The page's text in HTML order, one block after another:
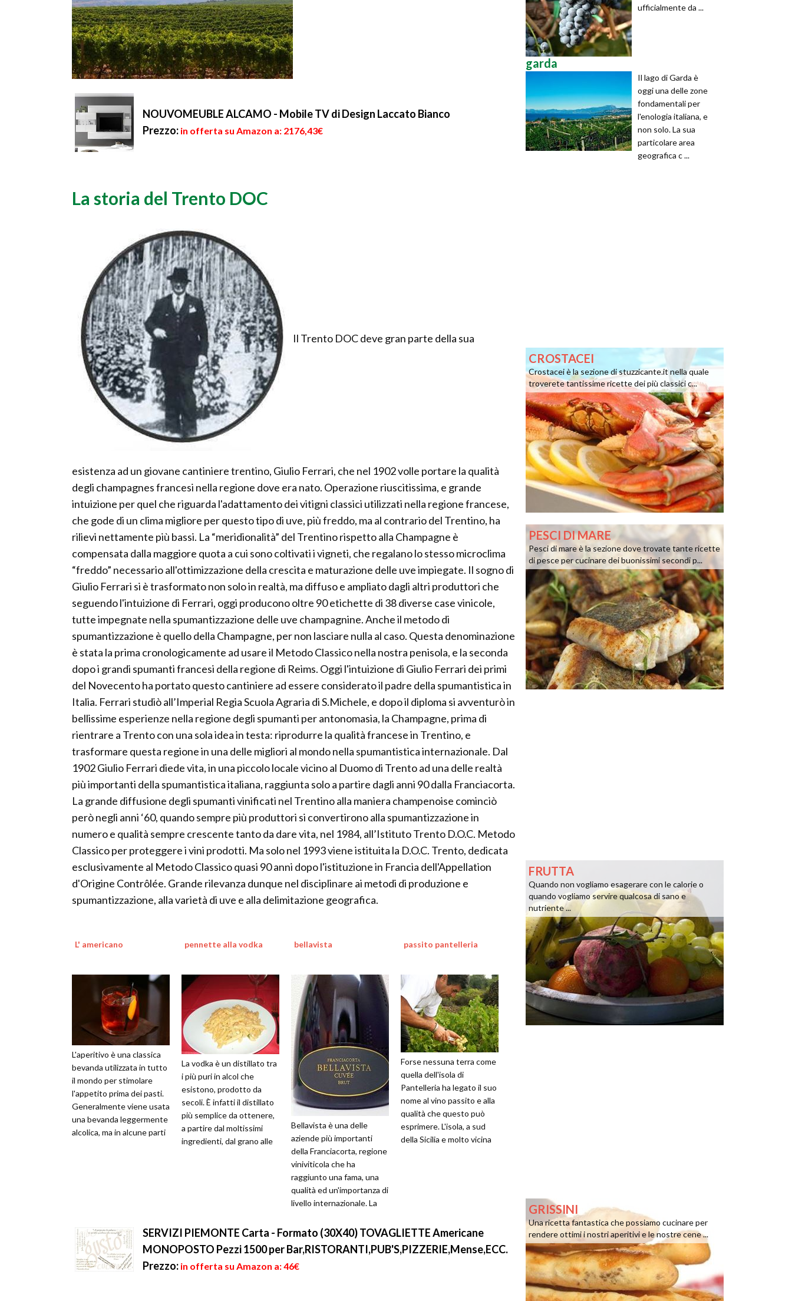
NOUVOMEUBLE ALCAMO - Mobile TV di Design Laccato Bianco
Prezzo: in offerta su Amazon a: 2176,43€
La storia del Trento DOC
Il Trento DOC deve gran parte della sua
esistenza ad un giovane cantiniere trentino, Giulio Ferrari, che nel 1902 volle portare la qualità
degli champagnes francesi nella regione dove era nato. Operazione riuscitissima, e grande
intuizione per quel che riguarda l'adattamento dei vitigni classici utilizzati nella regione francese,
che gode di un clima migliore per questo tipo di uve, più freddo, ma al contrario del Trentino, ha
rilievi nettamente più bassi. La “meridionalità” del Trentino rispetto alla Champagne è
compensata dalla maggiore quota a cui sono coltivati i vigneti, che regalano lo stesso microclima
“freddo” necessario all'ottimizzazione della crescita e maturazione delle uve impiegate. Il sogno di
Giulio Ferrari si è trasformato non solo in realtà, ma diffuso e ampliato dagli altri produttori che
seguendo l'intuizione di Ferrari, oggi producono oltre 90 etichette di 38 diverse case vinicole,
tutte impegnate nella spumantizzazione delle uve champagnine. Anche il metodo di
spumantizzazione è quello della Champagne, per non lasciare nulla al caso. Questa denominazione
è stata la prima cronologicamente ad usare il Metodo Classico nella nostra penisola, e la seconda
dopo i grandi spumanti francesi della regione di Reims. Oggi l'intuizione di Giulio Ferrari dei primi
del Novecento ha portato questo cantiniere ad essere considerato il padre della spumantistica in
Italia. Ferrari studiò all’Imperial Regia Scuola Agraria di S.Michele, e dopo il diploma si avventurò in
bellissime esperienze nella regione degli spumanti per antonomasia, la Champagne, prima di
rientrare a Trento con una sola idea in testa: riprodurre la qualità francese in Trentino, e
trasformare questa regione in una delle migliori al mondo nella spumantistica internazionale. Dal
1902 Giulio Ferrari diede vita, in una piccolo locale vicino al Duomo di Trento ad una delle realtà
più importanti della spumantistica italiana, raggiunta solo a partire dagli anni 90 dalla Franciacorta.
La grande diffusione degli spumanti vinificati nel Trentino alla maniera champenoise cominciò
però negli anni ‘60, quando sempre più produttori si convertirono alla spumantizzazione in
numero e qualità sempre crescente tanto da dare vita, nel 1984, all’Istituto Trento D.O.C. Metodo
Classico per proteggere i vini prodotti. Ma solo nel 1993 viene istituita la D.O.C. Trento, dedicata
esclusivamente al Metodo Classico quasi 90 anni dopo l'istituzione in Francia dell'Appellation
d'Origine Contrôlée. Grande rilevanza dunque nel disciplinare ai metodi di produzione e
spumantizzazione, alla varietà di uve e alla delimitazione geografica.
L' americano
L'aperitivo è una classica
bevanda utilizzata in tutto
il mondo per stimolare
l'appetito prima dei pasti.
Generalmente viene usata
una bevanda leggermente
alcolica, ma in alcune parti
pennette alla vodka
La vodka è un distillato tra
i più puri in alcol che
esistono, prodotto da
secoli. È infatti il distillato
più semplice da ottenere,
a partire dal moltissimi
ingredienti, dal grano alle
bellavista
Bellavista è una delle
aziende più importanti
della Franciacorta, regione
viniviticola che ha
raggiunto una fama, una
qualità ed un'importanza di
livello internazionale. La
ponendo...
passito pantelleria
Forse nessuna terra come
quella dell'isola di
Pantelleria ha legato il suo
nome al vino passito e alla
qualità che questo può
esprimere. L'isola, a sud
della Sicilia e molto vicina
SERVIZI PIEMONTE Carta - Formato (30X40) TOVAGLIETTE Americane
MONOPOSTO Pezzi 1500 per Bar,RISTORANTI,PUB'S,PIZZERIE,Mense,ECC.
Prezzo: in offerta su Amazon a: 46€
ufficialmente da ...
garda
Il lago di Garda è
oggi una delle zone
fondamentali per
l'enologia italiana, e
non solo. La sua
particolare area
geografica c ...
CROSTACEI
Crostacei è la sezione di stuzzicante.it nella quale
troverete tantissime ricette dei più classici c...
PESCI DI MARE
Pesci di mare è la sezione dove trovate tante ricette
di pesce per cucinare dei buonissimi secondi p...
FRUTTA
Quando non vogliamo esagerare con le calorie o
quando vogliamo servire qualcosa di sano e
nutriente ...
GRISSINI
Una ricetta fantastica che possiamo cucinare per
rendere ottimi i nostri aperitivi e le nostre cene ...